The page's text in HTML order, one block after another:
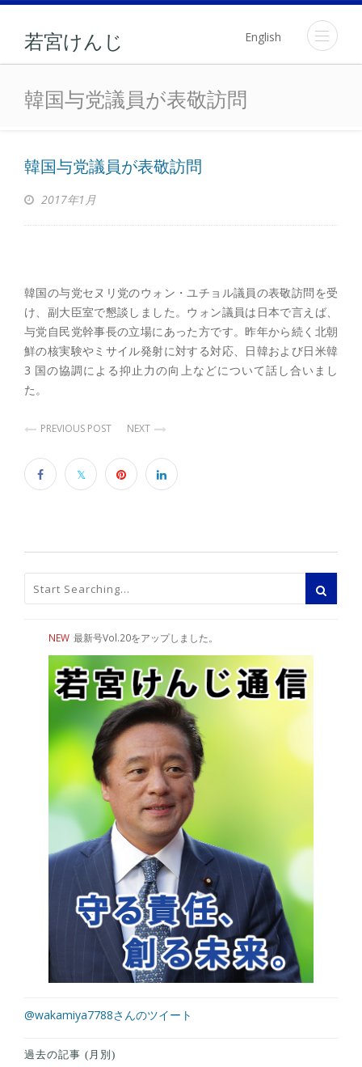
若宮けんじ English
韓国与党議員が表敬訪問
韓国与党議員が表敬訪問
韓国与党議員が表敬訪問
2017年1月
韓国の与党セヌリ党のウォン・ユチョル議員の表敬訪問を受
け、副大臣室で懇談しました。ウォン議員は日本で言えば、
与党自民党幹事長の立場にあった方です。昨年から続く北朝
鮮の核実験やミサイル発射に対する対応、日韓および日米韓
3 国の協調による抑止力の向上などについて話し合いまし
た。
PREVIOUS POST NEXT
NEW 最新号Vol.20をアップしました。
@wakamiya7788さんのツイート
過去の記事 (月別)